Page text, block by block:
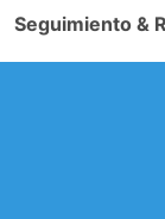
Seguimiento &